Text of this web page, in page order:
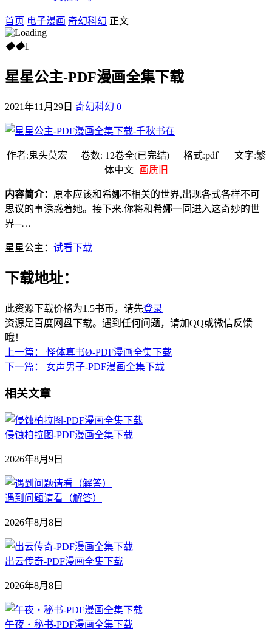
首页 电子漫画 奇幻科幻 正文
◆◆1
星星公主-PDF漫画全集下载
2021年11月29日 奇幻科幻 0
作者:鬼头莫宏 卷数: 12卷全(已完结) 格式:pdf 文字:繁
体中文 画质旧
内容简介： 原本应该和希娜不相关的世界,出现各式各样不可
思议的事诱惑着她。接下来,你将和希娜一同进入这奇妙的世
界─…
星星公主： 试看下载
下载地址：
此资源下载价格为1.5书币，请先登录
资源是百度网盘下载。遇到任何问题，请加QQ或微信反馈
哦！
上一篇：
怪体真书Ø-PDF漫画全集下载
下一篇：
女声男子-PDF漫画全集下载
相关文章
侵蚀柏拉图-PDF漫画全集下载
2026年8月9日
遇到问题请看（解答）
2026年8月8日
出云传奇-PDF漫画全集下载
2026年8月8日
午夜‧秘书-PDF漫画全集下载